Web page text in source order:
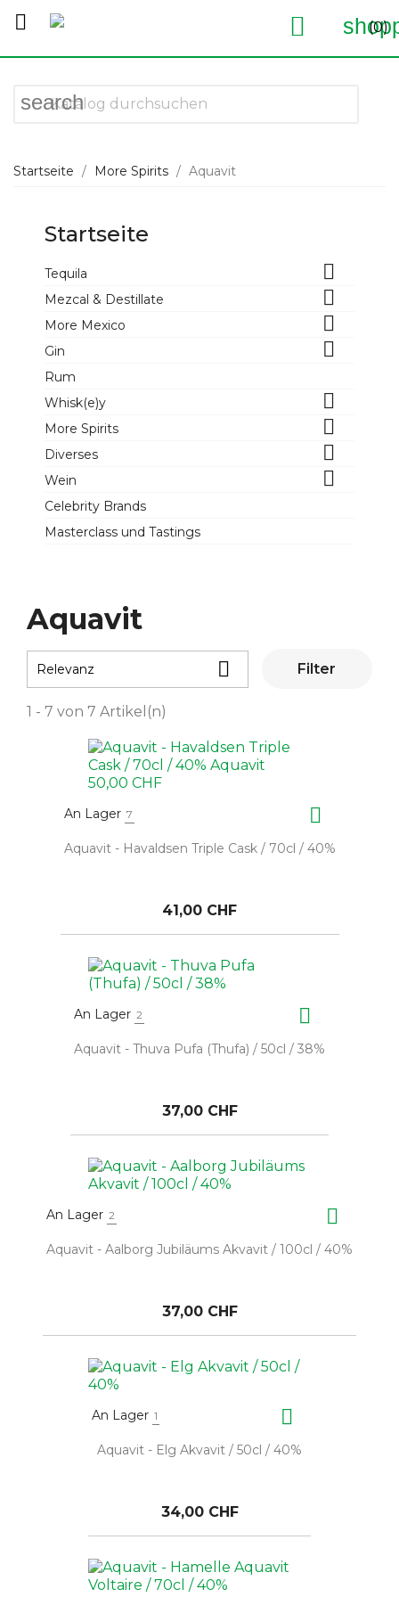
 (0)

search
Startseite More Spirits Aquavit
Startseite
Tequila 
Mezcal & Destillate 
More Mexico 
Gin 
Rum
Whisk(e)y

More Spirits 
Diverses 
Wein 
Celebrity Brands
Masterclass und Tastings
Aquavit
Relevanz  Filter
1 - 7 von 7 Artikel(n)
An Lager 7 
Aquavit - Havaldsen Triple Cask / 70cl / 40%
41,00 CHF
An Lager 2 
Aquavit - Thuva Pufa (Thufa) / 50cl / 38%
37,00 CHF
An Lager 2 
Aquavit - Aalborg Jubiläums Akvavit / 100cl / 40%
37,00 CHF
An Lager 1 
Aquavit - Elg Akvavit / 50cl / 40%
34,00 CHF